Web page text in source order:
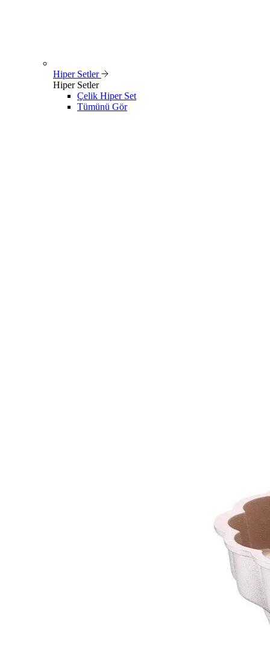
Hiper Setler
Hiper Setler
Çelik Hiper Set
Tümünü Gör